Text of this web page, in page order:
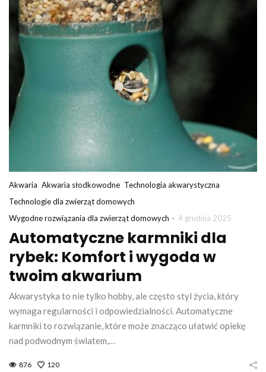
Akwaria Akwaria słodkowodne Technologia akwarystyczna
Technologie dla zwierząt domowych
Wygodne rozwiązania dla zwierząt domowych - 4 grudnia 2025
Automatyczne karmniki dla
rybek: Komfort i wygoda w
twoim akwarium
Akwarystyka to nie tylko hobby, ale często styl życia, który
wymaga regularności i odpowiedzialności. Automatyczne
karmniki to rozwiązanie, które może znacząco ułatwić opiekę
nad podwodnym światem,…
876 120